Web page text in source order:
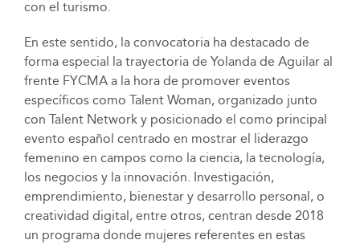
con el turismo.
En este sentido, la convocatoria ha destacado de
forma especial la trayectoria de Yolanda de Aguilar al
frente FYCMA a la hora de promover eventos
específicos como Talent Woman, organizado junto
con Talent Network y posicionado el como principal
evento español centrado en mostrar el liderazgo
femenino en campos como la ciencia, la tecnología,
los negocios y la innovación. Investigación,
emprendimiento, bienestar y desarrollo personal, o
creatividad digital, entre otros, centran desde 2018
un programa donde mujeres referentes en estas